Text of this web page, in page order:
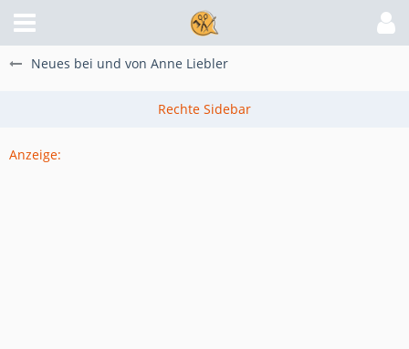
Neues bei und von Anne Liebler
Anzeige: